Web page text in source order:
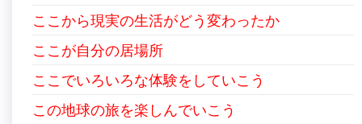
ここから現実の生活がどう変わったか
ここが自分の居場所
ここでいろいろな体験をしていこう
この地球の旅を楽しんでいこう